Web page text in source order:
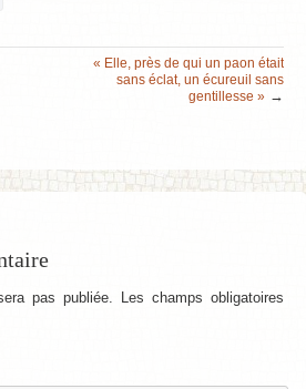
« Elle, près de qui un paon était
sans éclat, un écureuil sans
gentillesse » →
pas publiée. Les champs obligatoires